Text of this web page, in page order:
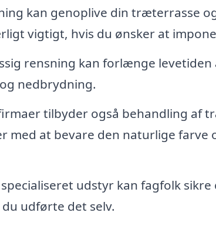
kan genoplive din træterrasse
vigtigt, hvis du ønsker at
rensning kan forlænge levetiden
nedbrydning.
tilbyder også behandling af
med at bevare den naturlige farve
udstyr kan fagfolk
udførte det selv.